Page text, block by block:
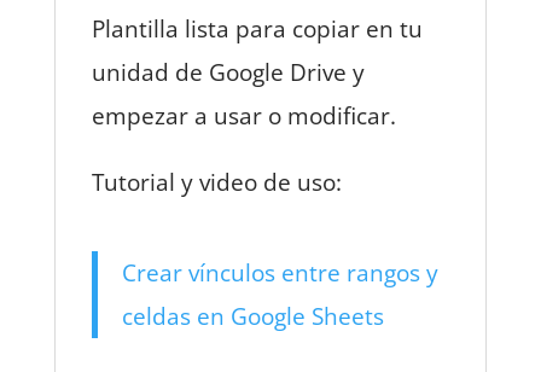
Plantilla lista para copiar en tu
unidad de Google Drive y
empezar a usar o modificar.
Tutorial y video de uso:
Crear vínculos entre rangos y
celdas en Google Sheets